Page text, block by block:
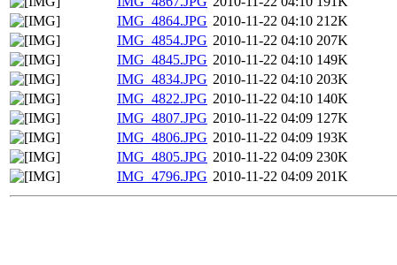
IMG_4864.JPG 2010-11-22 04:10 212K
IMG_4854.JPG 2010-11-22 04:10 207K
IMG_4845.JPG 2010-11-22 04:10 149K
IMG_4834.JPG 2010-11-22 04:10 203K
IMG_4822.JPG 2010-11-22 04:10 140K
IMG_4807.JPG 2010-11-22 04:09 127K
IMG_4806.JPG 2010-11-22 04:09 193K
IMG_4805.JPG 2010-11-22 04:09 230K
IMG_4796.JPG 2010-11-22 04:09 201K